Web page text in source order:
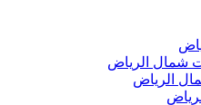
شمال الرياض
الرياض